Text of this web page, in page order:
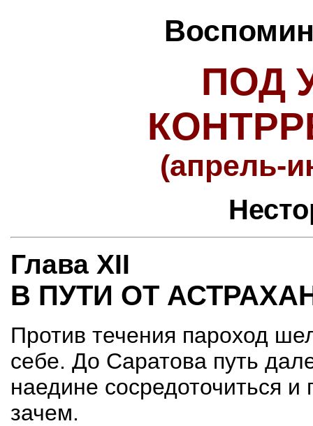
ПОД
(апрель-
Глава XII
В ПУТИ ОТ
Против течения пароход
себе. До Саратова путь
наедине сосредоточиться
зачем.